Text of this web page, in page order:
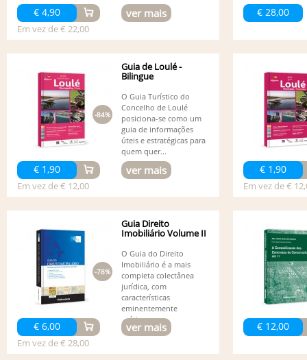
€ 4,90
Em vez de € 22,00
ver mais € 28,00
€ 1,90
Em vez de € 12,00
-84%
Guia de Loulé -
Bilingue
O Guia Turístico do
Concelho de Loulé
posiciona-se como um
guia de informações
úteis e estratégicas para
quem quer...
ver mais € 1,90
Em vez de €
€ 6,00
Em vez de € 28,00
-78%
Guia Direito
Imobiliário Volume II
O Guia do Direito
Imobiliário é a mais
completa colectânea
jurídica, com
características
eminentemente
práticas,...
ver mais € 12,00